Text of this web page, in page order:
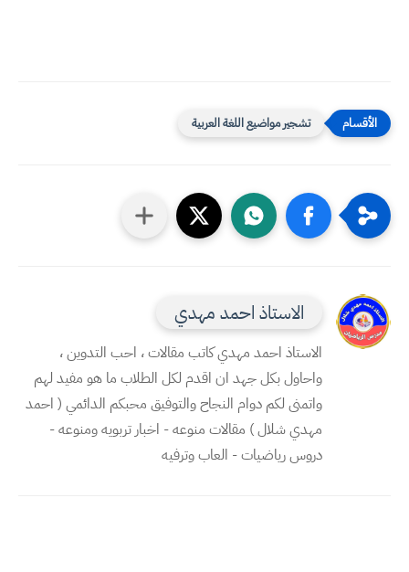
تشجير مواضيع اللغة العربية
الاستاذ احمد مهدي
الاستاذ احمد مهدي كاتب مقالات ، احب التدوين ،
واحاول بكل جهد ان اقدم لكل الطلاب ما هو مفيد لهم
واتمنى لكم دوام النجاح والتوفيق محبكم الدائمي ( احمد
مهدي شلال ) مقالات منوعه - اخبار تربويه ومنوعه -
دروس رياضيات - العاب وترفيه